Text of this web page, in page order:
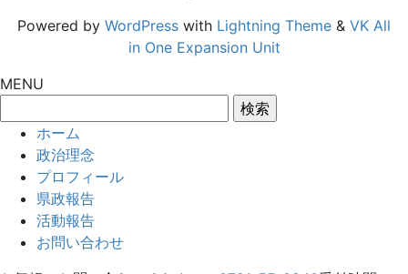
Powered by WordPress with Lightning Theme & VK All
in One Expansion Unit
MENU
索:
ホーム
政治理念
プロフィール
県政報告
活動報告
お問い合わせ